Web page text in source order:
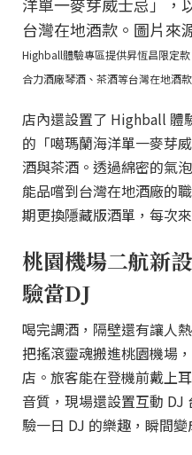
Highball體驗專區提供昇恆昌限定
合力酒廠琴酒、茶酒等台灣在地酒
店內還設置了 Highball 體
的「噶瑪蘭海洋單一麥芽
酒與茶酒。透過綿密的氣
能品嚐到台灣在地酒廠的
期更換隱藏版酒單，每次
桃園機場二航新
驗當DJ
喝完調酒，隔壁還有讓人
把搖滾靈魂搬進桃園機場
店。旅客能在登機前戴上
音質，現場還設置互動 DJ
驗一日 DJ 的樂趣，瞬間